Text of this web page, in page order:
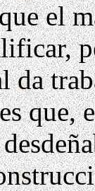
el
da
que,